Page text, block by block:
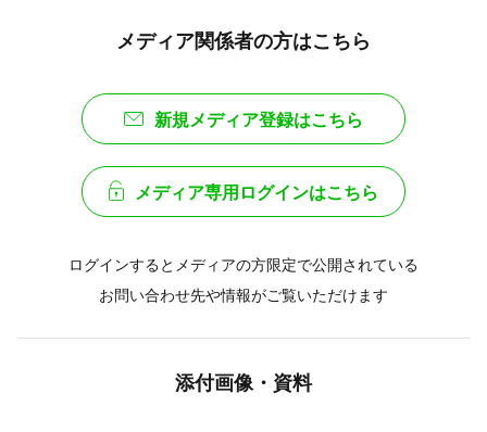
メディア関係者の方はこちら
新規メディア登録はこちら
メディア専用ログインはこちら
ログインするとメディアの方限定で公開されている
お問い合わせ先や情報がご覧いただけます
添付画像・資料